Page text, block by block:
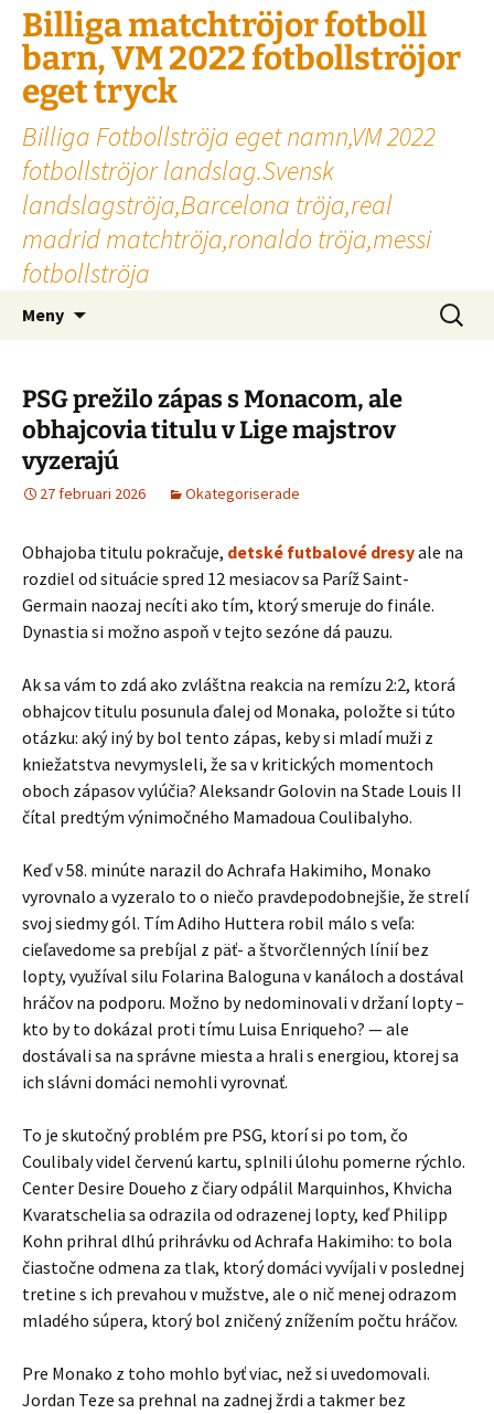
Billiga matchtröjor fotboll
barn, VM 2022 fotbollströjor
eget tryck
Billiga Fotbollströja eget namn,VM 2022
fotbollströjor landslag.Svensk
landslagströja,Barcelona tröja,real
madrid matchtröja,ronaldo tröja,messi
fotbollströja
Meny
Sök
efter:
PSG prežilo zápas s Monacom, ale
obhajcovia titulu v Lige majstrov
vyzerajú
27 februari 2026 Okategoriserade
Obhajoba titulu pokračuje, detské futbalové dresyale na
rozdiel od situácie spred 12 mesiacov sa Paríž Saint-
Germain naozaj necíti ako tím, ktorý smeruje do finále.
Dynastia si možno aspoň v tejto sezóne dá pauzu.
Ak sa vám to zdá ako zvláštna reakcia na remízu 2:2, ktorá
obhajcov titulu posunula ďalej od Monaka, položte si túto
otázku: aký iný by bol tento zápas, keby si mladí muži z
kniežatstva nevymysleli, že sa v kritických momentoch
oboch zápasov vylúčia? Aleksandr Golovin na Stade Louis II
čítal predtým výnimočného Mamadoua Coulibalyho.
Keď v 58. minúte narazil do Achrafa Hakimiho, Monako
vyrovnalo a vyzeralo to o niečo pravdepodobnejšie, že strelí
svoj siedmy gól. Tím Adiho Huttera robil málo s veľa:
cieľavedome sa prebíjal z päť- a štvorčlenných línií bez
lopty, využíval silu Folarina Baloguna v kanáloch a dostával
hráčov na podporu. Možno by nedominovali v držaní lopty –
kto by to dokázal proti tímu Luisa Enriqueho? — ale
dostávali sa na správne miesta a hrali s energiou, ktorej sa
ich slávni domáci nemohli vyrovnať.
To je skutočný problém pre PSG, ktorí si po tom, čo
Coulibaly videl červenú kartu, splnili úlohu pomerne rýchlo.
Center Desire Doueho z čiary odpálil Marquinhos, Khvicha
Kvaratschelia sa odrazila od odrazenej lopty, keď Philipp
Kohn prihral dlhú prihrávku od Achrafa Hakimiho: to bola
čiastočne odmena za tlak, ktorý domáci vyvíjali v poslednej
tretine s ich prevahou v mužstve, ale o nič menej odrazom
mladého súpera, ktorý bol zničený znížením počtu hráčov.
Pre Monako z toho mohlo byť viac, než si uvedomovali.
Jordan Teze sa prehnal na zadnej žrdi a takmer bez